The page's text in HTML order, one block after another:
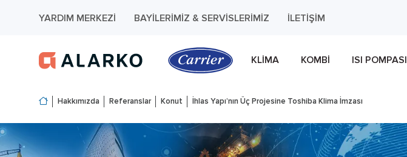
YARDIM MERKEZI BAYILERIMIZ & SERVISLERIMIZ İLETIŞIM
KLIMA KOMBI ISI POMPASI
Hakkımızda Referanslar Konut İhlas Yapı’nın Üç Projesine Toshiba Klima İmzası